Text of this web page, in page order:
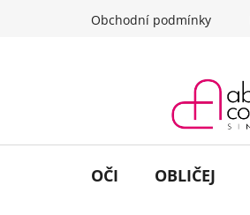
Obchodní podmínky
OČI OBLIČEJ